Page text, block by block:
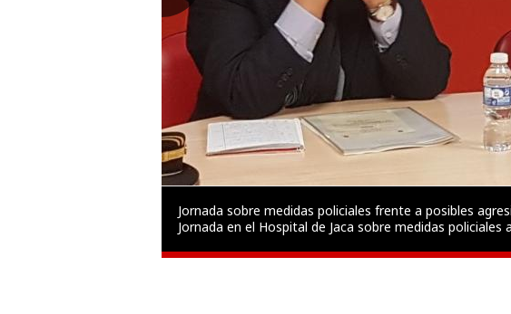
Jornada sobre medidas policiales frente a posibles
Jornada en el Hospital de Jaca sobre medidas